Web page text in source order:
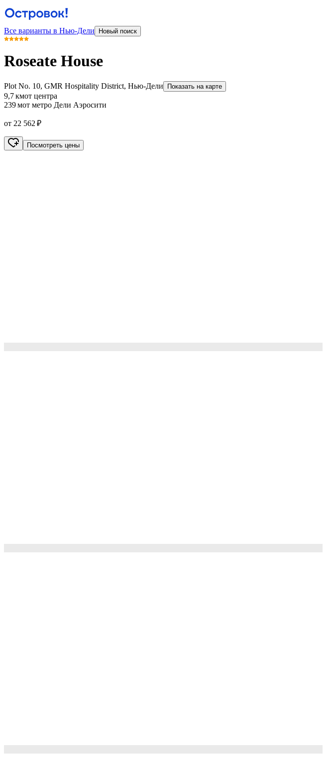
Все варианты в Нью-Дели Новый поиск
Roseate House
Plot No. 10, GMR Hospitality District, Нью-Дели Показать на карте
9,7 кмот центра
239 мот метро Дели Аэросити
от 22 562 ₽
Посмотреть цены